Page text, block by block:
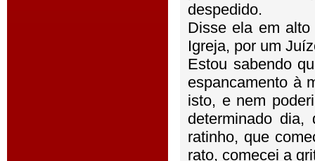
despedido.
Disse ela em
Igreja, por um
Estou sabendo
espancamento à
isto, e nem
determinado
ratinho, que
rato, comecei a